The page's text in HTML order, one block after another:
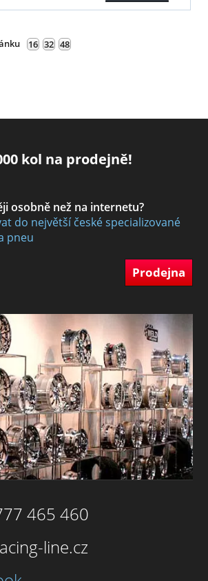
16 32 48
kol na prodejně!
osobně než na internetu?
do největší české specializované
pneu
Prodejna
465 460
line.cz